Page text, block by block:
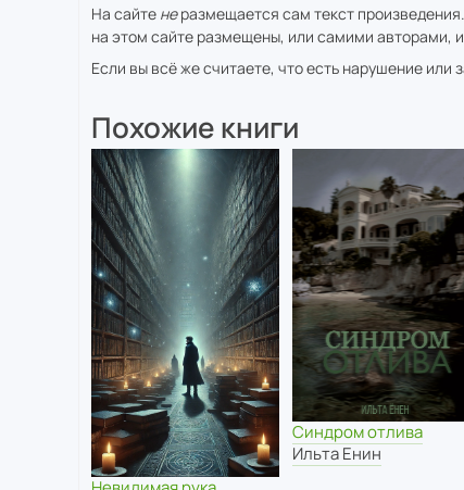
На сайте неразмещается сам текст
на этом сайте размещены, или самими авторами,
Если вы всё же считаете, что есть нарушение или
Похожие книги
Синдром отлива
Ильта Енин